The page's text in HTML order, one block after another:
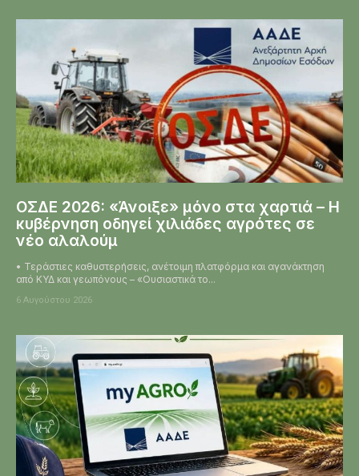
ΟΣΔΕ 2026: «Άνοιξε» μόνο στα χαρτιά – Η
κυβέρνηση οδηγεί χιλιάδες αγρότες σε
νέο αλαλούμ
• Τεράστιες καθυστερήσεις, ανέτοιμη πλατφόρμα και αγανάκτηση
από ΚΥΔ και γεωπόνους – «Ουσιαστικά το...
6 Αυγούστου 2026